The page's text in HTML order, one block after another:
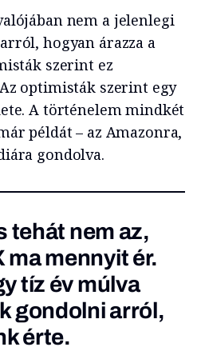
nem a jelenlegi
hogyan árazza a
szerint ez
optimisták szerint egy
A történelem mindkét
példát – az Amazonra,
gondolva.
tehát nem az,
ma mennyit ér.
tíz év múlva
gondolni arról,
érte.